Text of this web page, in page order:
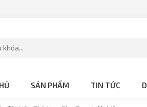
SẢN PHẨM TIN TỨC